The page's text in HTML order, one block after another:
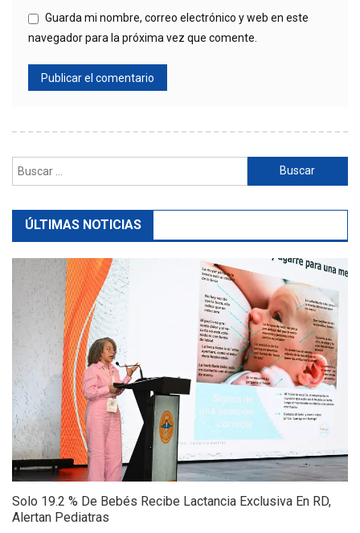
Guarda mi nombre, correo electrónico y web en este
navegador para la próxima vez que comente.
Buscar:
ÚLTIMAS NOTICIAS
Solo 19.2 % De Bebés Recibe Lactancia Exclusiva En RD,
Alertan Pediatras